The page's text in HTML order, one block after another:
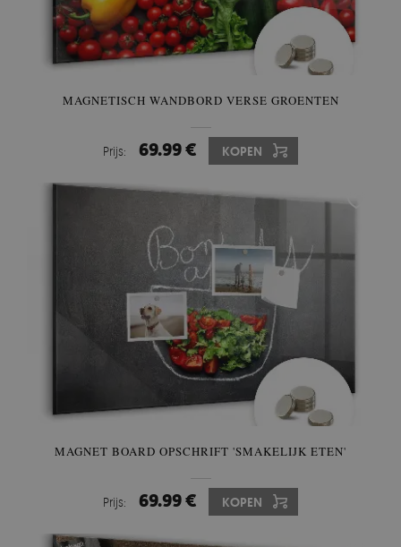
MAGNETISCH WANDBORD VERSE GROENTEN
Prijs: 69.99 € KOPEN
MAGNET BOARD OPSCHRIFT 'SMAKELIJK ETEN'
Prijs: 69.99 € KOPEN